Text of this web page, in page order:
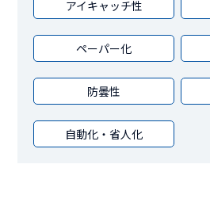
アイキャッチ性
ペーパー化
防曇性
自動化・省人化